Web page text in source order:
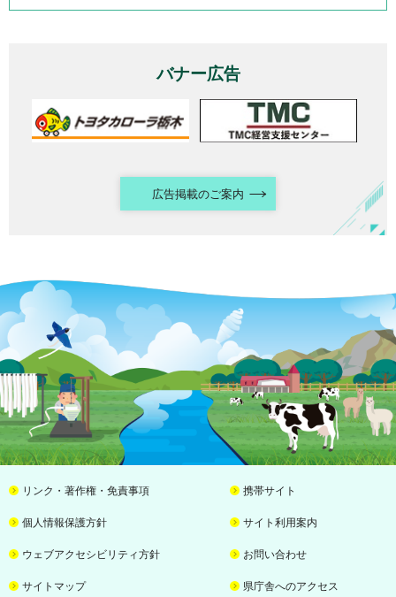
バナー広告
広告掲載のご案内
リンク・著作権・免責事項 携帯サイト
個人情報保護方針 サイト利用案内
ウェブアクセシビリティ方針 お問い合わせ
サイトマップ 県庁舎へのアクセス